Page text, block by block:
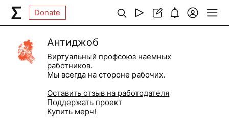
Donate
Антиджоб
Виртуальный профсоюз наемных
работников.
Мы всегда на стороне рабочих.
Оставить отзыв на работодателя
Поддержать проект
Купить мерч!